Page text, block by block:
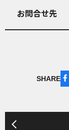
お問合せ先
SHARE